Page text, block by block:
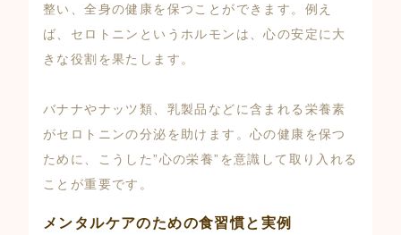
整い、全身の健康を保つことができます。例え
ば、セロトニンというホルモンは、心の安定に大
きな役割を果たします。
バナナやナッツ類、乳製品などに含まれる栄養素
がセロトニンの分泌を助けます。心の健康を保つ
ために、こうした”心の栄養”を意識して取り入れる
ことが重要です。
メンタルケアのための食習慣と実例